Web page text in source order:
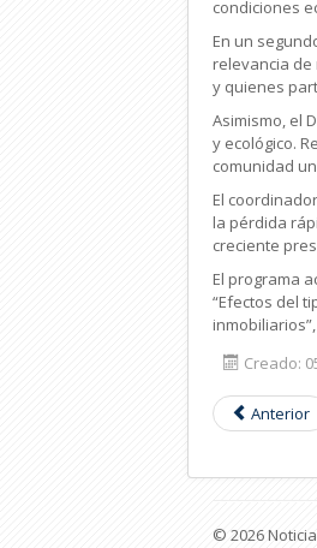
condiciones
En un
relevancia
y quienes
Asimismo, el
y ecológico.
comunidad
El
la pérdida
creciente
El programa
“Efectos del
Creado:
Anterior
© 2026